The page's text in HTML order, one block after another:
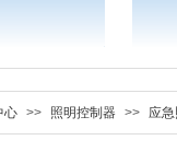
心 >> 照明控制器 >> 应急